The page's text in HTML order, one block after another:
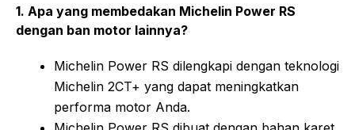
1. Apa yang membedakan Michelin Power RS
dengan ban motor lainnya?
Michelin Power RS dilengkapi dengan teknologi
Michelin 2CT+ yang dapat meningkatkan
performa motor Anda.